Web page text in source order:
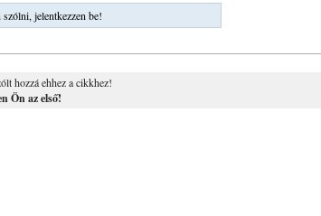
jelentkezzen be!
hozzá ehhez a cikkhez!
Ön az első!